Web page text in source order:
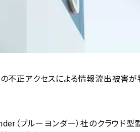
不正アクセスによる情報流出被害が
（ブルーヨンダー）社のクラウド型